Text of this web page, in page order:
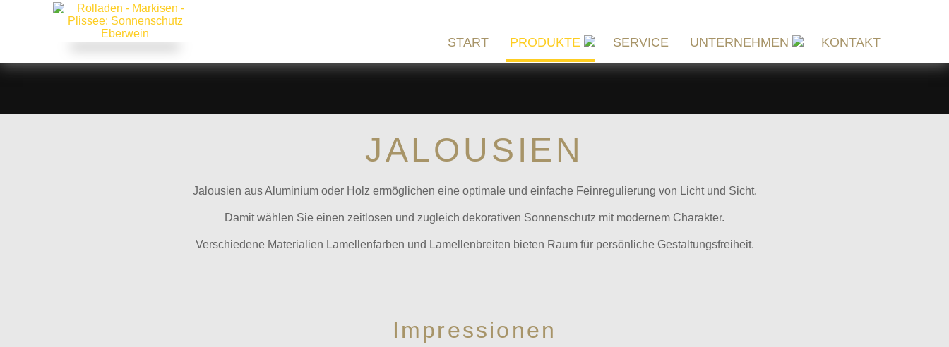
START PRODUKTE SERVICE UNTERNEHMEN KONTAKT
JALOUSIEN
Jalousien aus Aluminium oder Holz ermöglichen eine optimale und einfache Feinregulierung von Licht und Sicht.
Damit wählen Sie einen zeitlosen und zugleich dekorativen Sonnenschutz mit modernem Charakter.
Verschiedene Materialien Lamellenfarben und Lamellenbreiten bieten Raum für persönliche Gestaltungsfreiheit.
Impressionen